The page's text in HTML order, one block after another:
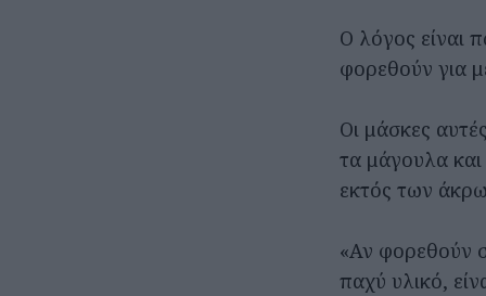
Ο λόγος είναι
φορεθούν για
Οι μάσκες
τα μάγουλα
εκτός των
«Αν φορεθούν
παχύ υλικό,